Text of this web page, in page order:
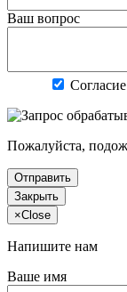
Ваш вопрос
Пожалуйста,
Отправить
Закрыть
×Close
Напишите нам
Ваше имя